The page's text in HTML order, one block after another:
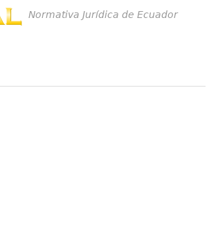
Normativa Jurídica de Ecuador